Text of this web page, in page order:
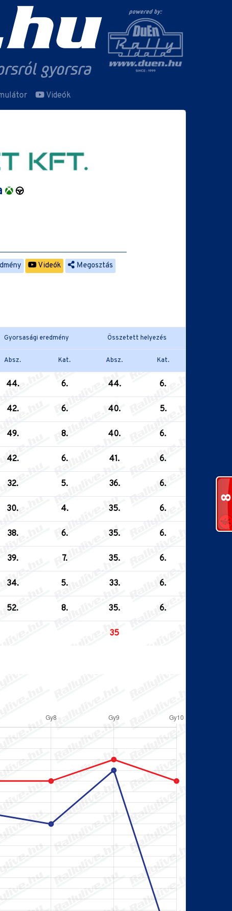
Videók
Videók Megosztás
Gyorsasági eredmény Összetett helyezés
Absz. Kat. Absz. Kat.
44. 6. 44. 6.
42. 6. 40. 5.
49. 8. 40. 6.
42. 6. 41. 6.
32. 5. 36. 6.
30. 4. 35. 6.
38. 6. 35. 6.
39. 7. 35. 6.
34. 5. 33. 6.
52. 8. 35. 6.
35